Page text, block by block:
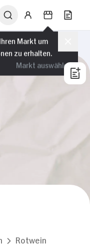
Markt um
zu erhalten.
Markt auswählen
Rotwein